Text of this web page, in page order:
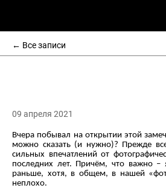
← Все записи
09 апреля 2021
Вчера побывал на открытии этой
можно сказать (и нужно)? Прежде
сильных впечатлений от
последних лет. Причём, что важно –
раньше, хотя, в общем, в нашей
неплохо.